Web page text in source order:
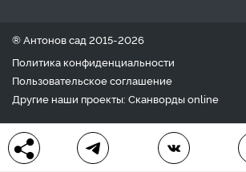
® Антонов сад 2015-2026
Политика конфиденциальности
Пользовательское соглашение
Другие наши проекты: Сканвордыonline
Любое использование материала
письменного согласия редакции